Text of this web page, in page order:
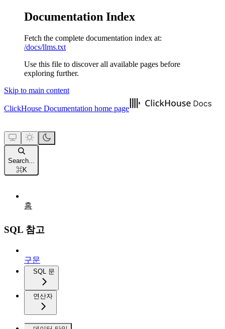
Documentation Index
Fetch the complete documentation index at:
/docs/llms.txt
Use this file to discover all available pages before
exploring further.
Skip to main content
ClickHouse Documentation home page
Search...
⌘K
홈
SQL 참고
구문
SQL 문
연산자